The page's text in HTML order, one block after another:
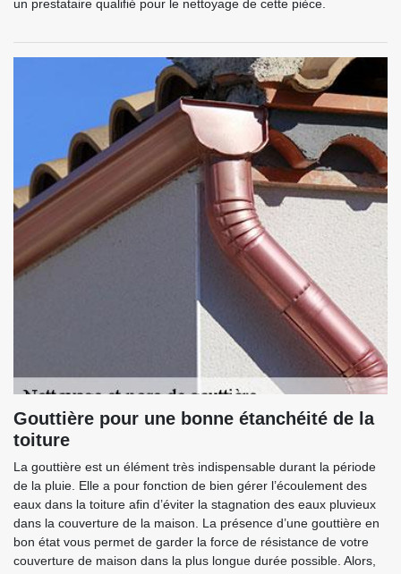
un prestataire qualifié pour le nettoyage de cette pièce.
Gouttière pour une bonne étanchéité de la
toiture
La gouttière est un élément très indispensable durant la période
de la pluie. Elle a pour fonction de bien gérer l’écoulement des
eaux dans la toiture afin d’éviter la stagnation des eaux pluvieux
dans la couverture de la maison. La présence d’une gouttière en
bon état vous permet de garder la force de résistance de votre
couverture de maison dans la plus longue durée possible. Alors,